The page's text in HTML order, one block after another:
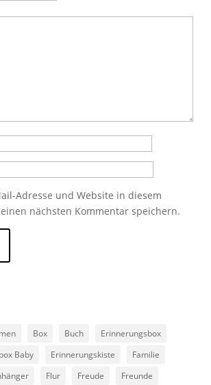
Adresse und Website in diesem
nächsten Kommentar speichern.
Box Buch
Erinnerungsbox
Baby
Erinnerungskiste
Familie
Flur Freude Freunde